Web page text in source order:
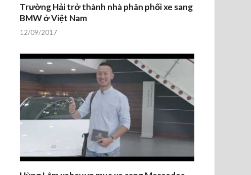
Trường Hải trở thành nhà phân phối xe sang
BMW ở Việt Nam
12/09/2017